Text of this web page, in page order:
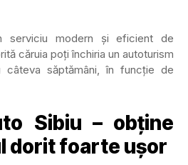
serviciu modern și eficient de
căruia poți închiria un autoturism
câteva săptămâni, în funcție de
Sibiu – obține
dorit foarte ușor